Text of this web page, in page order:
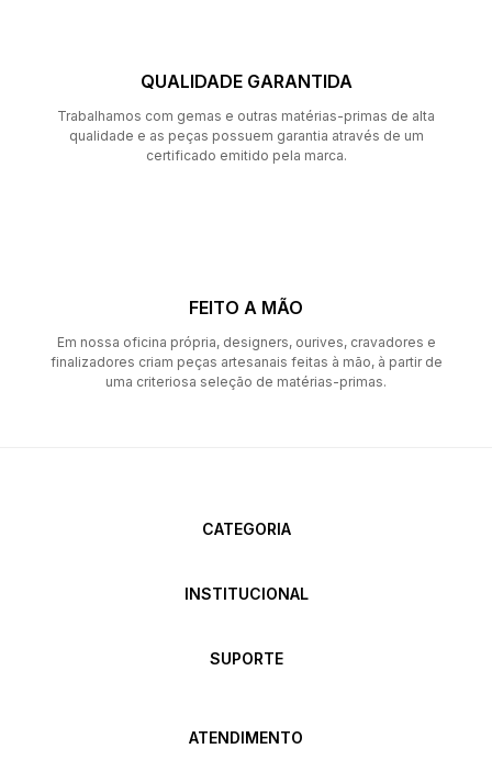
QUALIDADE GARANTIDA
Trabalhamos com gemas e outras matérias-primas de alta
qualidade e as peças possuem garantia através de um
certificado emitido pela marca.
FEITO A MÃO
Em nossa oficina própria, designers, ourives, cravadores e
finalizadores criam peças artesanais feitas à mão, à partir de
uma criteriosa seleção de matérias-primas.
CATEGORIA
INSTITUCIONAL
SUPORTE
ATENDIMENTO